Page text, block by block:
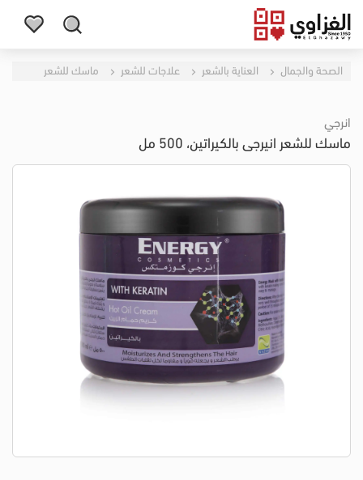
الصحة والجمال العناية بالشعر علاجات للشعر ماسك للشعر
انرجي
ماسك للشعر انيرجى بالكيراتين، 500 مل